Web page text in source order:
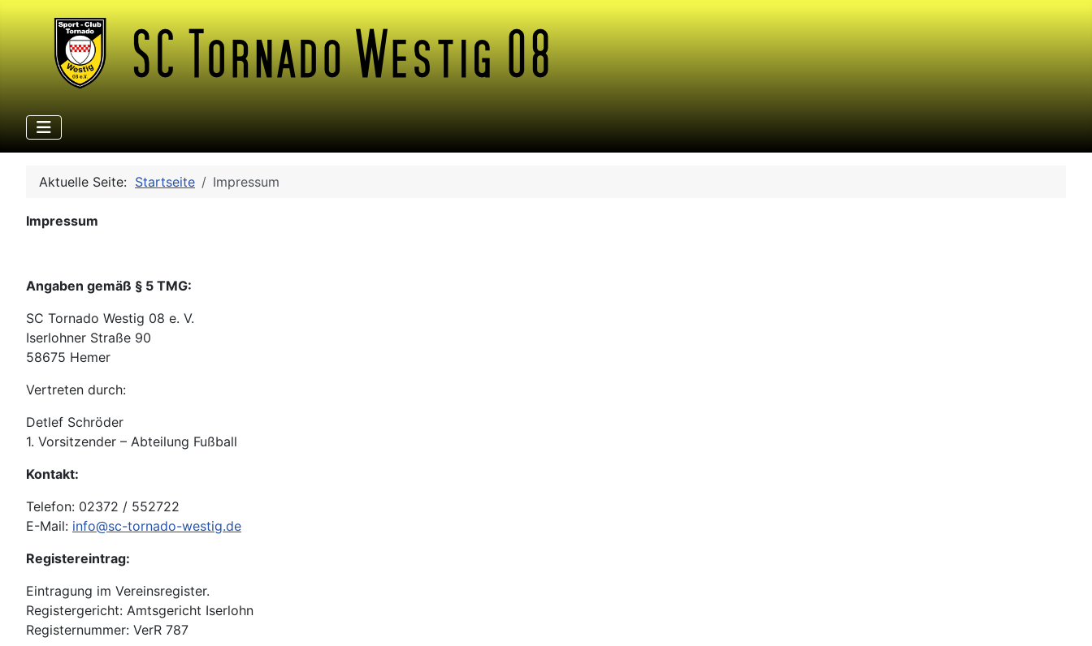
Aktuelle Seite: Startseite Impressum
Impressum
Angaben gemäß § 5 TMG:
SC Tornado Westig 08 e. V.
Iserlohner Straße 90
58675 Hemer
Vertreten durch:
Detlef Schröder
1. Vorsitzender – Abteilung Fußball
Kontakt:
Telefon: 02372 / 552722
E-Mail: info@sc-tornado-westig.de
Registereintrag:
Eintragung im Vereinsregister.
Registergericht: Amtsgericht Iserlohn
Registernummer: VerR 787